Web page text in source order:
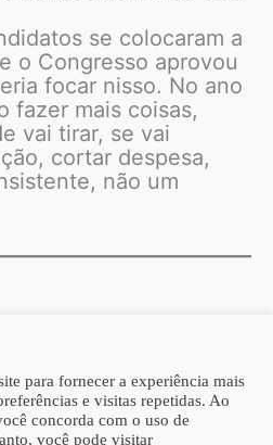
se colocaram a
o Congresso aprovou
focar nisso. No ano
fazer mais coisas,
vai tirar, se vai
cortar despesa,
não um
Costa Advogados
para fornecer a experiência mais
e visitas repetidas. Ao
concorda com o uso de
você pode visitar